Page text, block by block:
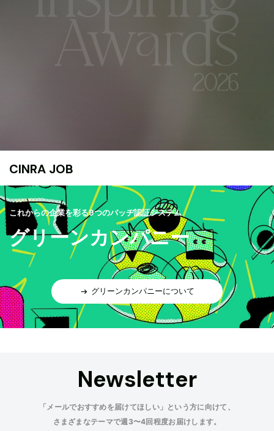
CINRA JOB
これからの企業を彩る9つのバッヂ認証システム
グリーンカンパニー
グリーンカンパニーについて
Newsletter
「メールでおすすめを届けてほしい」という方に向けて、
さまざまなテーマで週3〜4回程度お届けします。